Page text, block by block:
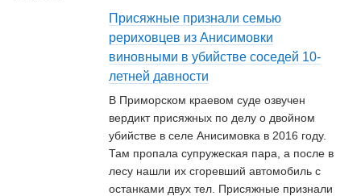
Присяжные признали семью
рериховцев из Анисимовки
виновными в убийстве соседей 10-
летней давности
В Приморском краевом суде озвучен
вердикт присяжных по делу о двойном
убийстве в селе Анисимовка в 2016 году.
Там пропала супружеская пара, а после в
лесу нашли их сгоревший автомобиль с
останками двух тел. Присяжные признали